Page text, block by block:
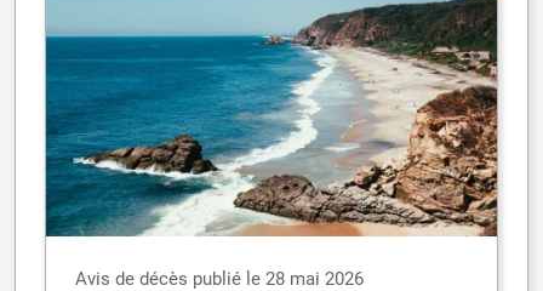
Avis de décès publié le 28 mai 2026